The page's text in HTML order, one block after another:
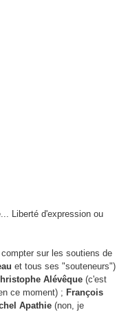
Liberté d'expression ou
sur les soutiens de
et tous ses "souteneurs")
Alévêque (c'est
ce moment) ; François
Apathie (non, je